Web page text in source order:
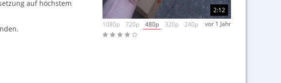
auf höchstem
2:12
1080p
720p 480p 320p 240p vor 1 Jahr